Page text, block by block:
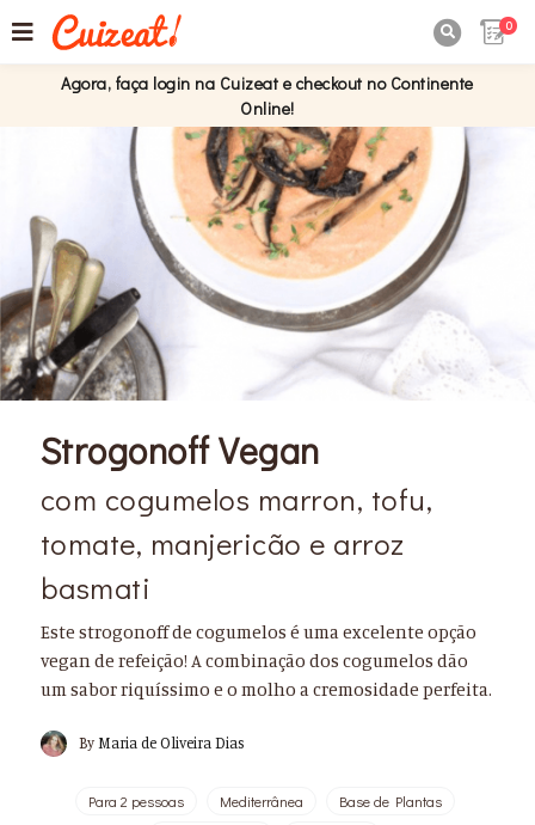
0
Agora, faça login na Cuizeat e checkout no Continente
Online!
Strogonoff Vegan
com cogumelos marron, tofu,
tomate, manjericão e arroz
basmati
Este strogonoff de cogumelos é uma excelente opção
vegan de refeição! A combinação dos cogumelos dão
um sabor riquíssimo e o molho a cremosidade perfeita.
By Maria de Oliveira Dias
Para 2 pessoas Mediterrânea
Base de Plantas